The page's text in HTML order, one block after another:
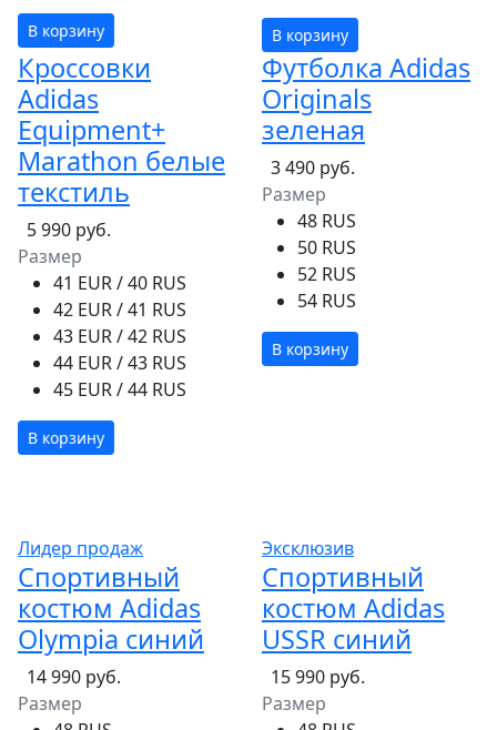
В корзину В корзину
Кроссовки
Adidas
Equipment+
Marathon белые
текстиль
5 990 руб.
Размер
41 EUR / 40 RUS
42 EUR / 41 RUS
43 EUR / 42 RUS
44 EUR / 43 RUS
45 EUR / 44 RUS
В корзину
Футболка Adidas
Originals
зеленая
3 490 руб.
Размер
48 RUS
50 RUS
52 RUS
54 RUS
В корзину
Лидер продаж
Спортивный
костюм Adidas
Olympia синий
14 990 руб.
Размер
Эксклюзив
Спортивный
костюм Adidas
USSR синий
15 990 руб.
Размер